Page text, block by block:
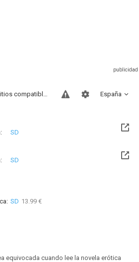
España
Sitios compatibles
SD
SD
SD 13.99 €
equivocada cuando lee la novela erótica